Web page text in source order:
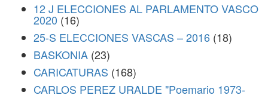
12 J ELECCIONES AL PARLAMENTO VASCO
2020 (16)
25-S ELECCIONES VASCAS – 2016 (18)
BASKONIA (23)
CARICATURAS (168)
CARLOS PEREZ URALDE "Poemario 1973-